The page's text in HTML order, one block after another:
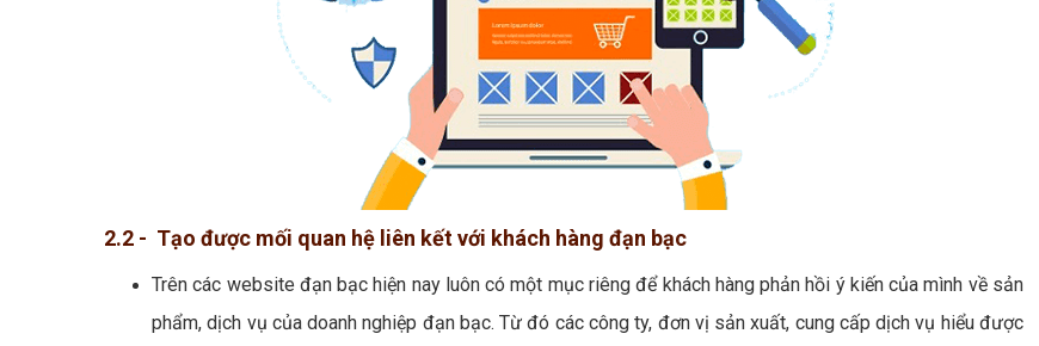
2.2 - Tạo được mối quan hệ liên kết với khách hàng đạn bạc
Trên các website đạn bạc hiện nay luôn có một mục riêng để khách hàng phản hồi ý kiến của mình về sản
phẩm, dịch vụ của doanh nghiệp đạn bạc. Từ đó các công ty, đơn vị sản xuất, cung cấp dịch vụ hiểu được